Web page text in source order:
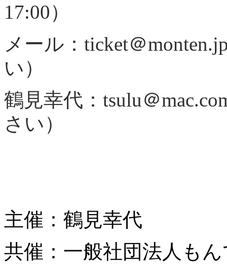
17:00）
メール：ticket＠
い）
鶴見幸代：tsulu＠
さい）
主催：鶴見幸代
共催：一般社団法人も